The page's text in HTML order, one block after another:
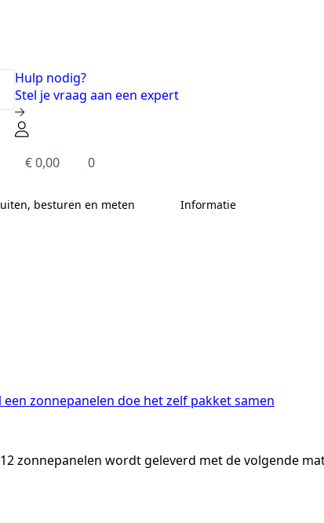
Hulp nodig?
Stel je vraag aan een expert
€0,00 0
besturen en meten Informatie
een zonnepanelen doe het zelf pakket samen
zonnepanelen wordt geleverd met de volgende